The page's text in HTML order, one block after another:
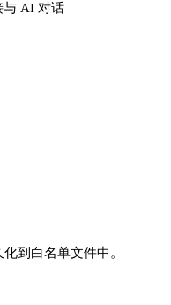
与 AI 对话
到白名单文件中。